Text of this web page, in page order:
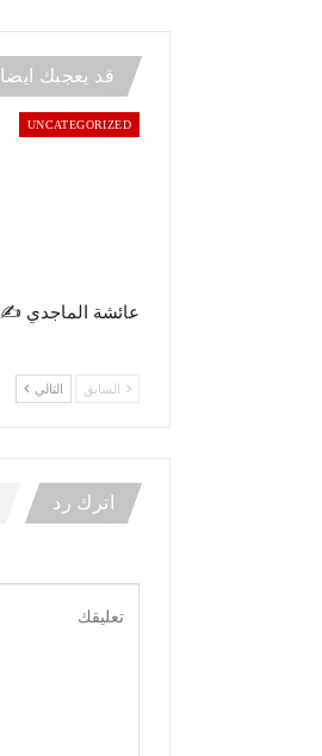
قد يعجبك ايضا
UNCATEGORIZED
عائشة الماجدي ✍️
السابق التالي
اترك رد